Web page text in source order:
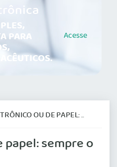
PARA Acesse
OU DE PAPEL: SEMPRE O VOTO!
sempre o